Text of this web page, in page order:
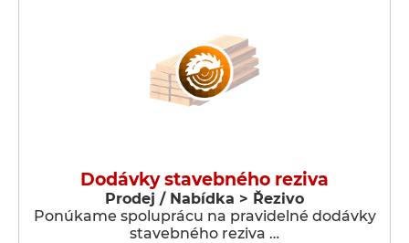
Dodávky stavebného reziva
Prodej / Nabídka > Řezivo
Ponúkame spoluprácu na pravidelné dodávky
stavebného reziva …